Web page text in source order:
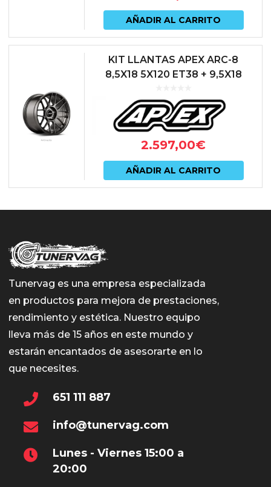
AÑADIR AL CARRITO
KIT LLANTAS APEX ARC-8
8,5X18 5X120 ET38 + 9,5X18
2.597,00€
AÑADIR AL CARRITO
Tunervag es una empresa especializada
en productos para mejora de prestaciones,
rendimiento y estética. Nuestro equipo
lleva más de 15 años en este mundo y
estarán encantados de asesorarte en lo
que necesites.
651 111 887
info@tunervag.com
Lunes - Viernes 15:00 a
20:00